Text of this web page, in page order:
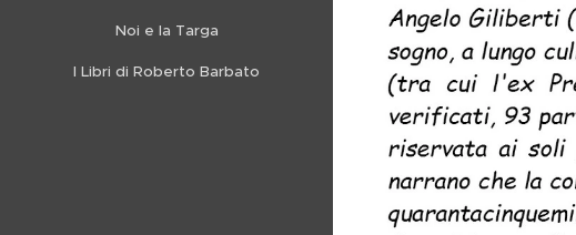
Noi e la Targa
I Libri di Roberto Barbato